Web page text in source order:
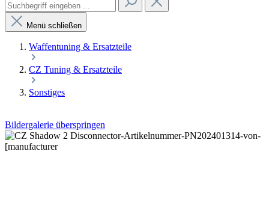
Menü schließen
Waffentuning & Ersatzteile
CZ Tuning & Ersatzteile
Sonstiges
Bildergalerie überspringen